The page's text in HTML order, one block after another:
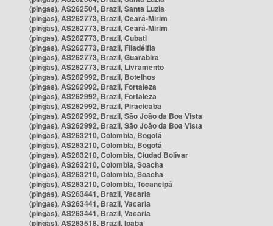
(pingas), AS262504, Brazil, Santa Luzia
(pingas), AS262773, Brazil, Ceará-Mirim
(pingas), AS262773, Brazil, Ceará-Mirim
(pingas), AS262773, Brazil, Cubati
(pingas), AS262773, Brazil, Filadélfia
(pingas), AS262773, Brazil, Guarabira
(pingas), AS262773, Brazil, Livramento
(pingas), AS262992, Brazil, Botelhos
(pingas), AS262992, Brazil, Fortaleza
(pingas), AS262992, Brazil, Fortaleza
(pingas), AS262992, Brazil, Piracicaba
(pingas), AS262992, Brazil, São João da Boa Vista
(pingas), AS262992, Brazil, São João da Boa Vista
(pingas), AS263210, Colombia, Bogotá
(pingas), AS263210, Colombia, Bogotá
(pingas), AS263210, Colombia, Ciudad Bolívar
(pingas), AS263210, Colombia, Soacha
(pingas), AS263210, Colombia, Soacha
(pingas), AS263210, Colombia, Tocancipá
(pingas), AS263441, Brazil, Vacaria
(pingas), AS263441, Brazil, Vacaria
(pingas), AS263441, Brazil, Vacaria
(pingas), AS263518, Brazil, Ipaba